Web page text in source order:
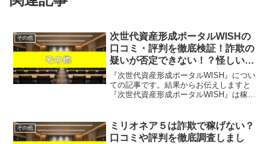
その他
次世代資産形成ポータルWISHの
口コミ・評判を徹底検証！詐欺の
疑いが否定できない！？怪しい運
営実態を暴露
『次世代資産形成ポータルWISH』につい
ての記事です。結果からお伝えしますと
『次世代資産形成ポータルWISH』は稼げ
た。次世代資産形成ポータルWISH（ウィ
ッシュ）...
その他
ミリオネア５は詐欺で稼げない？
口コミや評判を徹底調査しまし